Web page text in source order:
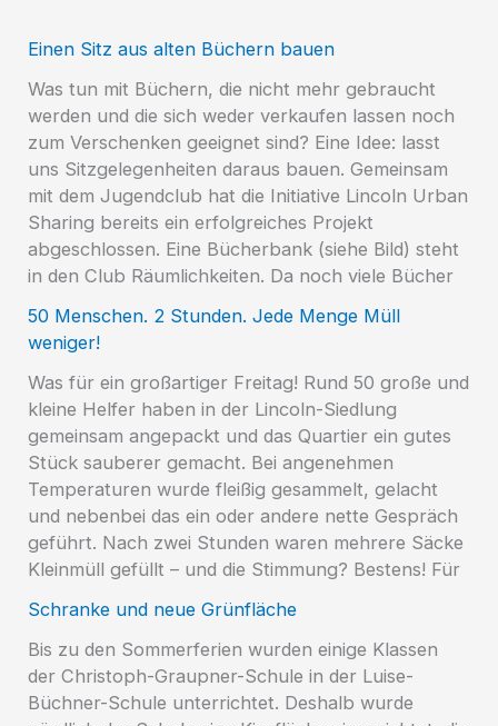
Einen Sitz aus alten Büchern bauen
Was tun mit Büchern, die nicht mehr gebraucht
werden und die sich weder verkaufen lassen noch
zum Verschenken geeignet sind? Eine Idee: lasst
uns Sitzgelegenheiten daraus bauen. Gemeinsam
mit dem Jugendclub hat die Initiative Lincoln Urban
Sharing bereits ein erfolgreiches Projekt
abgeschlossen. Eine Bücherbank (siehe Bild) steht
in den Club Räumlichkeiten. Da noch viele Bücher
50 Menschen. 2 Stunden. Jede Menge Müll
weniger!
Was für ein großartiger Freitag! Rund 50 große und
kleine Helfer haben in der Lincoln-Siedlung
gemeinsam angepackt und das Quartier ein gutes
Stück sauberer gemacht. Bei angenehmen
Temperaturen wurde fleißig gesammelt, gelacht
und nebenbei das ein oder andere nette Gespräch
geführt. Nach zwei Stunden waren mehrere Säcke
Kleinmüll gefüllt – und die Stimmung? Bestens! Für
Schranke und neue Grünfläche
Bis zu den Sommerferien wurden einige Klassen
der Christoph-Graupner-Schule in der Luise-
Büchner-Schule unterrichtet. Deshalb wurde